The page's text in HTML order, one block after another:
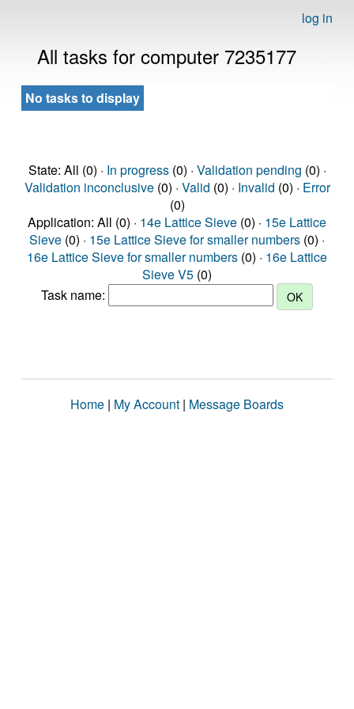
log in
All tasks for computer 7235177
No tasks to display
State: All (0) · In progress(0) · Validation pending (0) ·
Validation inconclusive(0) · Valid (0) · Invalid (0) · Error
(0)
Application: All (0) · 14e Lattice Sieve (0) · 15e Lattice
Sieve (0) · 15e Lattice Sieve for smaller numbers (0) ·
16e Lattice Sieve for smaller numbers (0) · 16e Lattice
Sieve V5 (0)
Task name:
Home | My Account | Message Boards